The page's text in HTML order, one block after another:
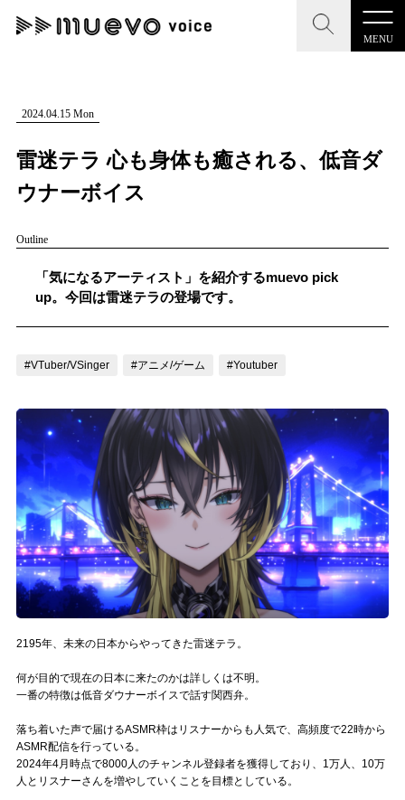
MENU
CLOSE
記事を検索する
人気ワード
#男性SSW #ポップス #女性SSW
CLOSE
"読者の声を形にする”音楽特化メディア
MENU
記事一覧
記事リクエスト
ログイン
LINK
muevoクラウドファンディング
muevoコミュニティ
ぶいクラ！by muevo
ぶいコミュ！by muevo
Follow us
2024.04.15 Mon
雷迷テラ 心も身体も癒される、低音ダ
ウナーボイス
Outline
「気になるアーティスト」を紹介するmuevo pick
up。今回は雷迷テラの登場です。
#VTuber/VSinger #アニメ/ゲーム #Youtuber
2195年、未来の日本からやってきた雷迷テラ。
何が目的で現在の日本に来たのかは詳しくは不明。
一番の特徴は低音ダウナーボイスで話す関西弁。
落ち着いた声で届けるASMR枠はリスナーからも人気で、高頻度で22時から
ASMR配信を行っている。
2024年4月時点で8000人のチャンネル登録者を獲得しており、1万人、10万
人とリスナーさんを増やしていくことを目標としている。